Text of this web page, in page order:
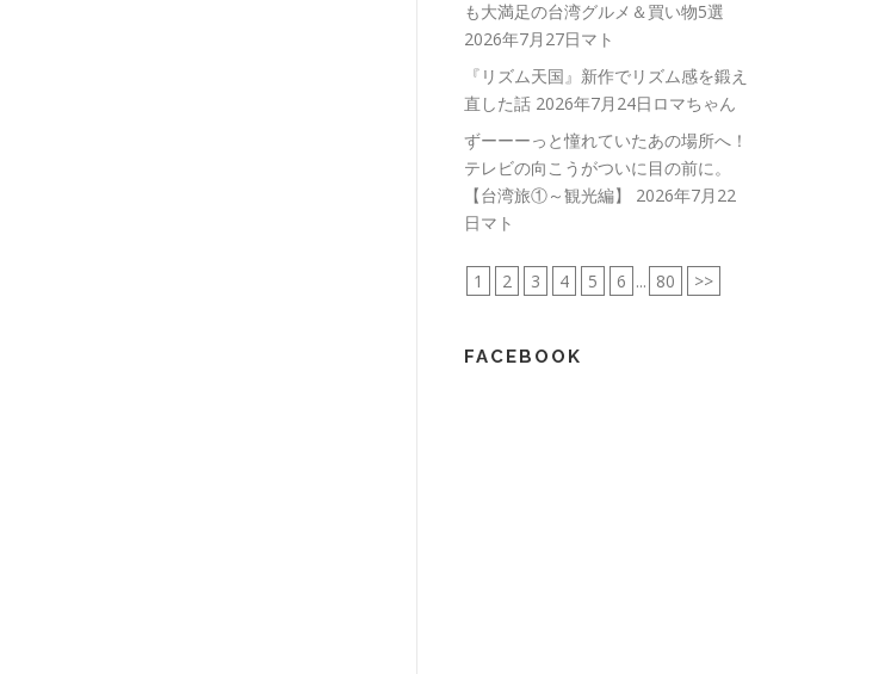
も大満足の台湾グルメ＆買い物5選
2026年7月27日マト
『リズム天国』新作でリズム感を鍛え
直した話 2026年7月24日ロマちゃん
ずーーーっと憧れていたあの場所へ！
テレビの向こうがついに目の前に。
【台湾旅①～観光編】
2026年7月22
日マト
1 2 3 4 5 6 ... 80 >>
FACEBOOK